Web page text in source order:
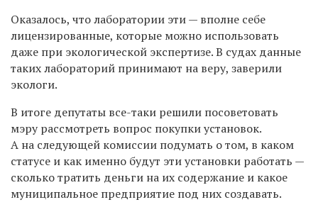
Оказалось, что лаборатории эти — вполне себе
лицензированные, которые можно использовать
даже при экологической экспертизе. В судах данные
таких лабораторий принимают на веру, заверили
экологи.
В итоге депутаты все-таки решили посоветовать
мэру рассмотреть вопрос покупки установок.
А на следующей комиссии подумать о том, в каком
статусе и как именно будут эти установки работать —
сколько тратить деньги на их содержание и какое
муниципальное предприятие под них создавать.